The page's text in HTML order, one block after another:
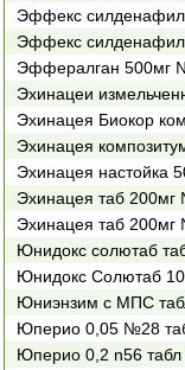
Эффекс силденафил
Эффекс
Эффералган 500мг
Эхинацеи
Эхинацея Биокор
Эхинацея
Эхинацея настойка
Эхинацея таб
Эхинацея таб
Юнидокс солютаб
Юнидокс Солютаб
Юниэнзим с МПС
Юперио 0,05 №28
Юперио 0,2 n56